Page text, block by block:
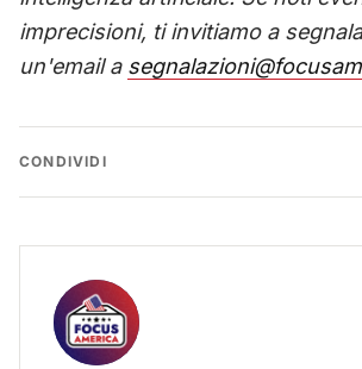
imprecisioni, ti invitiamo a
un'email a
CONDIVIDI